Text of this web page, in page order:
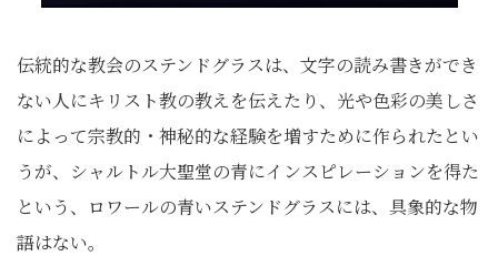
伝統的な教会のステンドグラスは、文字の読み書きができ
ない人にキリスト教の教えを伝えたり、光や色彩の美しさ
によって宗教的・神秘的な経験を増すために作られたとい
うが、シャルトル大聖堂の青にインスピレーションを得た
という、ロワールの青いステンドグラスには、具象的な物
語はない。